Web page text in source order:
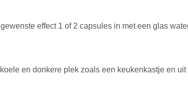
effect 1 of 2 capsules in met een glas
en donkere plek zoals een keukenkastje en